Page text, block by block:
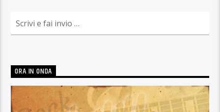
ORA IN ONDA